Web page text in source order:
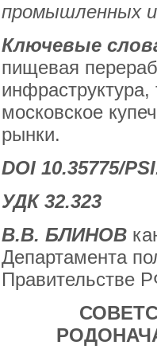
промышленных и
Ключевые
пищевая
московское
рынки.
DOI 10.35775/
УДК 32.323
В.В. БЛИНОВ
Департамента
Правительстве